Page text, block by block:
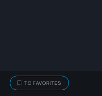
TO FAVORITES